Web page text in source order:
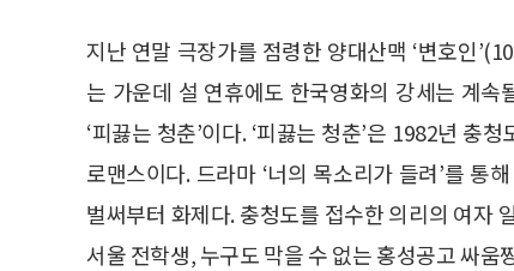
지난 연말 극장가를 점령한 양대산맥 ‘변호인
는 가운데 설 연휴에도 한국영화의 강세는 계
‘피끓는 청춘’이다. ‘피끓는 청춘’은 1982년 충
로맨스이다. 드라마 ‘너의 목소리가 들려’를 통
벌써부터 화제다. 충청도를 접수한 의리의 여자
서울 전학생, 누구도 막을 수 없는 홍성공고 싸